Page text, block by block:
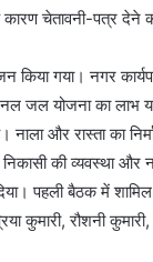
चेतावनी-पत्र देने
किया गया। नगर
जल योजना का लाभ
नाला और रास्ता का
की व्यवस्था
पहली बैठक में
कुमारी, रौशनी